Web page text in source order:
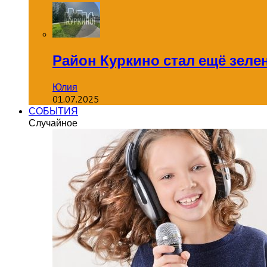
Район Куркино стал ещё
Юлия
01.07.2025
СОБЫТИЯ
Случайное